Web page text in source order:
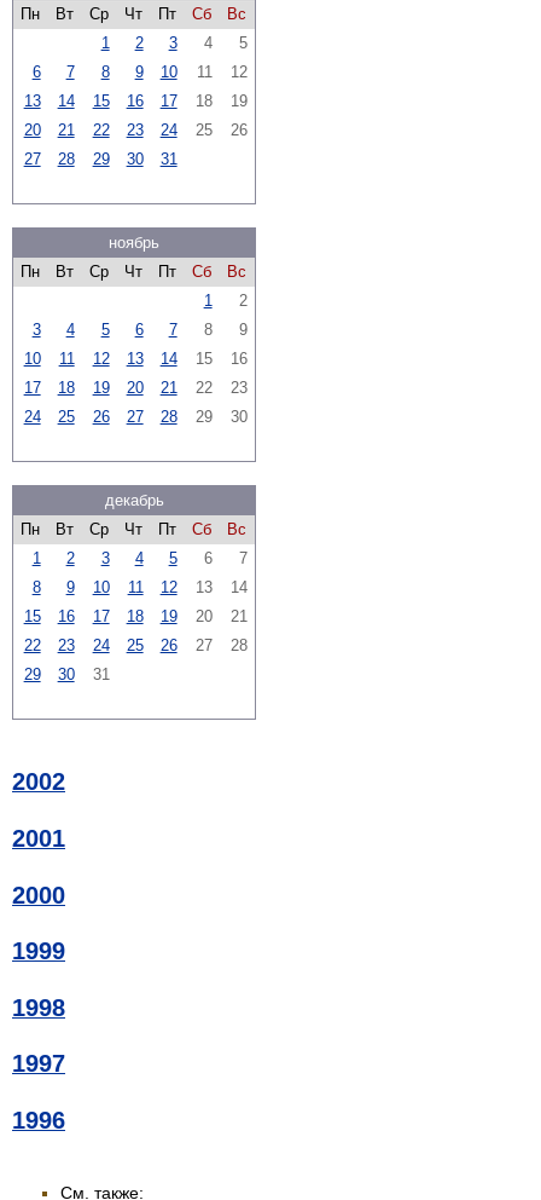
Пн
Вт Ср Чт Пт Сб
Вс
1
2 3 4
5
6
7 8 9 10 11
12
13
14 15 16 17 18
19
20
21 22 23 24 25
26
27
28 29 30 31
ноябрь
Пн
Вт Ср Чт Пт Сб
Вс
1
2
3
4 5 6 7 8
9
10
11 12 13 14 15
16
17
18 19 20 21 22
23
24
25 26 27 28 29 30
декабрь
Пн
Вт Ср Чт Пт Сб
Вс
1
2 3 4 5 6
7
8
9 10 11 12 13
14
15
16 17 18 19 20
21
22
23 24 25 26 27
28
29
30 31
2002
2001
2000
1999
1998
1997
1996
См. также: